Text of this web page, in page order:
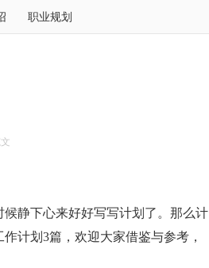
职业规划
静下心来好好写写计划了。那么计
计划3篇，欢迎大家借鉴与参考，